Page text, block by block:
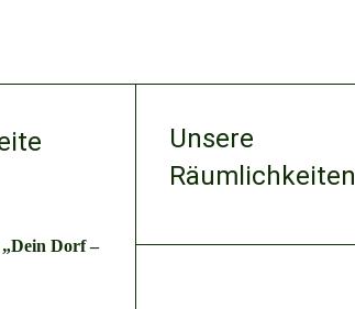
„Dein Dorf –
Unsere
Räumlichkeiten